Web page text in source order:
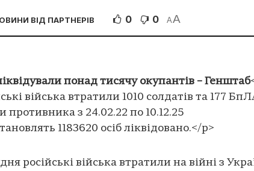
ВІД ПАРТНЕРІВ 0 0 AA
понад тисячу окупантів – Генштаб
війська втратили 1010 солдатів та 177
противника з 24.02.22 по 10.12.25
1183620 осіб ліквідовано.</p>
російські війська втратили на війні з